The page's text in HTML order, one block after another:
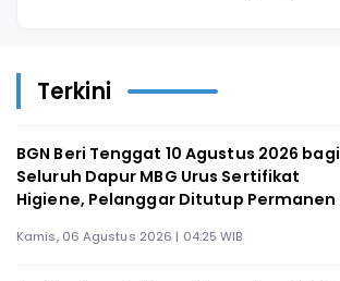
Terkini
BGN Beri Tenggat 10 Agustus 2026 bagi
Seluruh Dapur MBG Urus Sertifikat
Higiene, Pelanggar Ditutup Permanen
Kamis, 06 Agustus 2026 | 04:25 WIB